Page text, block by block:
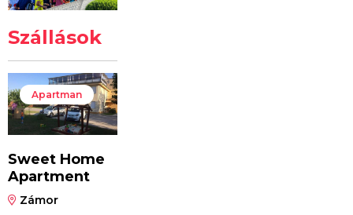
Szállások
Apartman
Sweet Home
Apartment
Zámor